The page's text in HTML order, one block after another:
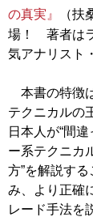
の真実』
（
場！ 著者は
気アナリスト
本書の特徴
テクニカルの
日本人が“間
ー系テクニカ
方”を解説す
み、より正確
レード手法を